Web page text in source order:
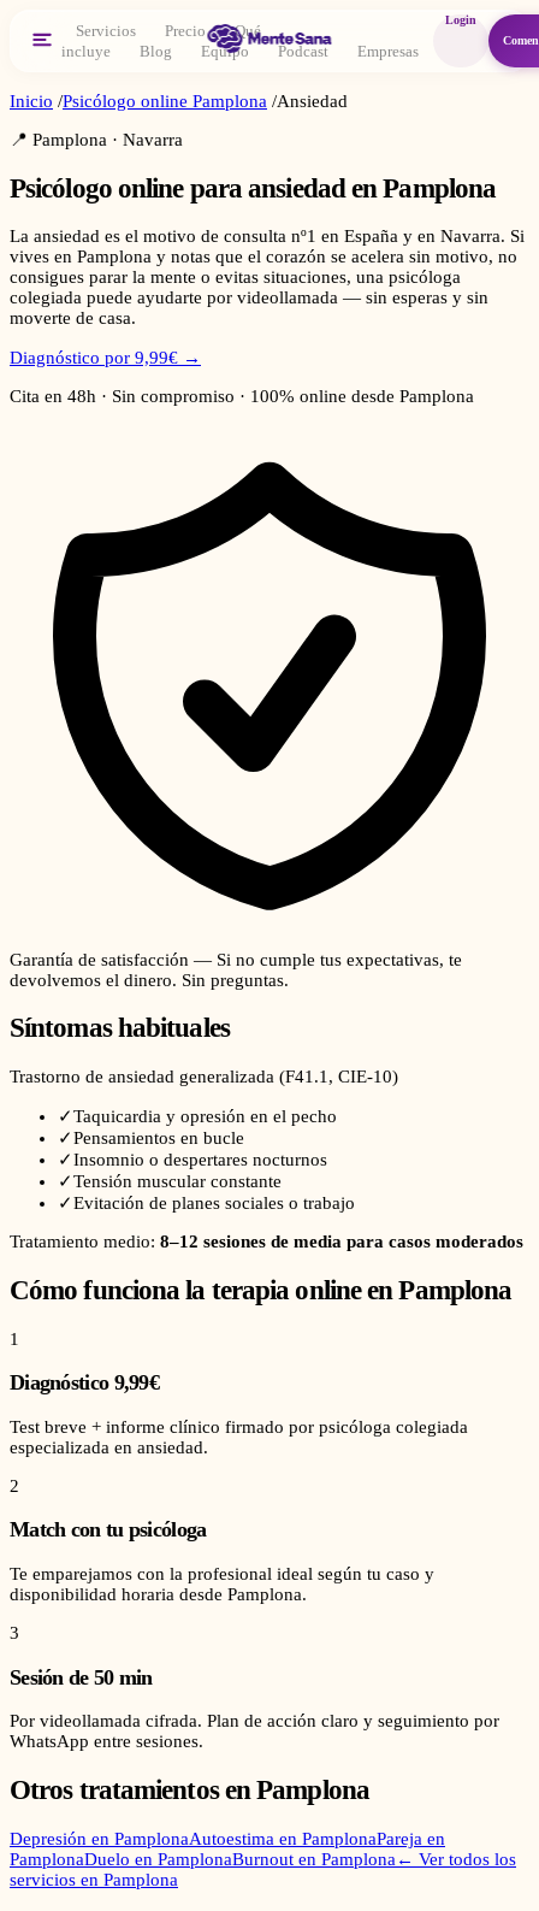
Servicios Precio
Qué
incluye
Blog Equipo Podcast Empresas
Login
Inicio /Psicólogo online Pamplona /Ansiedad
📍 Pamplona · Navarra
Psicólogo online paraansiedadenPamplona
La ansiedad es el motivo de consulta nº1 en España y en Navarra. Si
vives en Pamplona y notas que el corazón se acelera sin motivo, no
consigues parar la mente o evitas situaciones, una psicóloga
colegiada puede ayudarte por videollamada — sin esperas y sin
moverte de casa.
Diagnóstico por 9,99€ →
Cita en 48h · Sin compromiso · 100% online desde Pamplona
Garantía de satisfacción — Si no cumple tus expectativas, te
devolvemos el dinero. Sin preguntas.
Síntomas habituales
Trastorno de ansiedad generalizada (F41.1 , CIE-10)
✓Taquicardia y opresión en el pecho
✓Pensamientos en bucle
✓Insomnio o despertares nocturnos
✓Tensión muscular constante
✓Evitación de planes sociales o trabajo
Tratamiento medio: 8–12 sesiones de media para casos moderados
Cómo funciona la terapia online enPamplona
1
Diagnóstico 9,99€
Test breve + informe clínico firmado por psicóloga colegiada
especializada en ansiedad.
2
Match con tu psicóloga
Te emparejamos con la profesional ideal según tu caso y
disponibilidad horaria desde Pamplona.
3
Sesión de 50 min
Por videollamada cifrada. Plan de acción claro y seguimiento por
WhatsApp entre sesiones.
Otros tratamientos enPamplona
Depresión en PamplonaAutoestima en PamplonaPareja en
PamplonaDuelo en PamplonaBurnout en Pamplona ← Ver todos los
servicios en Pamplona